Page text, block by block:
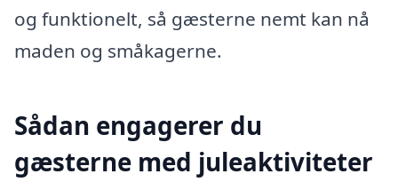
og funktionelt, så gæsterne nemt kan nå
maden og småkagerne.
Sådan engagerer du
gæsterne med juleaktiviteter